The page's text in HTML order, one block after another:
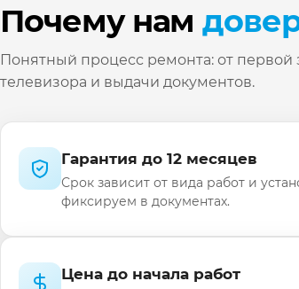
Почему нам
Понятный процесс ремонта: от первой
телевизора и выдачи документов.
Гарантия до 12 месяцев
Срок зависит от вида работ и
фиксируем в документах.
Цена до начала работ